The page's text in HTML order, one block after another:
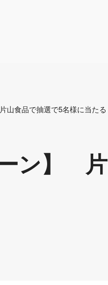
山食品で抽選で5名様に当た
ーン】